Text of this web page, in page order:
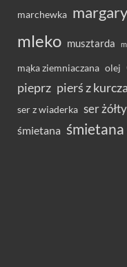
marchewka
mleko musztarda
mąka ziemniaczana olej
pieprz pierś z
ser z wiaderka ser żółty
śmietana śmietana